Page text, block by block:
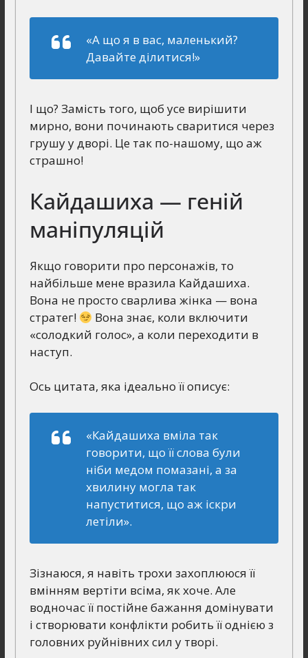
«А що я в вас, маленький?
Давайте ділитися!»
І що? Замість того, щоб усе вирішити
мирно, вони починають сваритися через
грушу у дворі. Це так по-нашому, що аж
страшно!
Кайдашиха — геній
маніпуляцій
Якщо говорити про персонажів, то
найбільше мене вразила Кайдашиха.
Вона не просто сварлива жінка — вона
стратег!
Вона знає, коли включити
«солодкий голос», а коли переходити в
наступ.
Ось цитата, яка ідеально її описує:
«Кайдашиха вміла так
говорити, що її слова були
ніби медом помазані, а за
хвилину могла так
напуститися, що аж іскри
летіли».
Зізнаюся, я навіть трохи захоплююся її
вмінням вертіти всіма, як хоче. Але
водночас її постійне бажання домінувати
і створювати конфлікти робить її однією з
головних руйнівних сил у творі.